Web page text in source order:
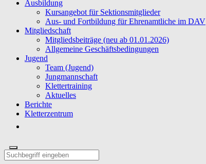
Ausbildung
Kursangebot für Sektionsmitglieder
Aus- und Fortbildung für Ehrenamtliche im DAV
Mitgliedschaft
Mitgliedsbeiträge (neu ab 01.01.2026)
Allgemeine Geschäftsbedingungen
Jugend
Team (Jugend)
Jungmannschaft
Klettertraining
Aktuelles
Berichte
Kletterzentrum